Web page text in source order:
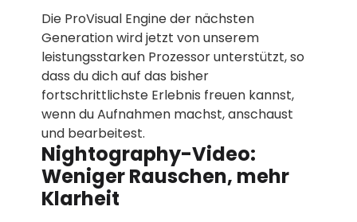
Die ProVisual Engine der nächsten
Generation wird jetzt von unserem
leistungsstarken Prozessor unterstützt, so
dass du dich auf das bisher
fortschrittlichste Erlebnis freuen kannst,
wenn du Aufnahmen machst, anschaust
und bearbeitest.
Nightography-Video:
Weniger Rauschen, mehr
Klarheit